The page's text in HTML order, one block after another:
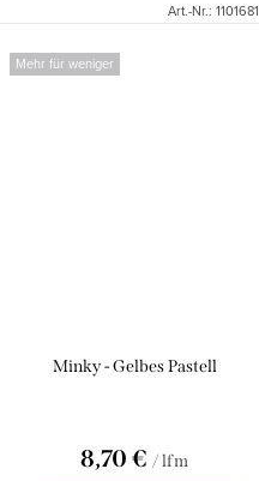
Art.-Nr.: 1101681
Mehr für weniger
Minky - Gelbes Pastell
8,70 € / lfm